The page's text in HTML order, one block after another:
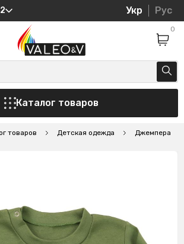
Укр Рус
0
Каталог товаров
товаров Детская одежда Джемпера